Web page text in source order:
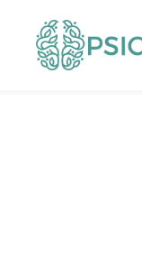
contenido